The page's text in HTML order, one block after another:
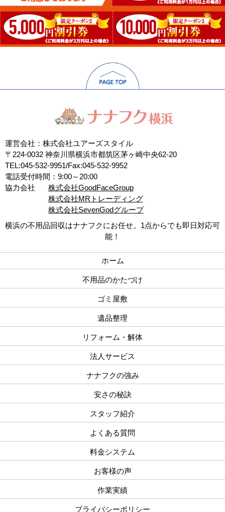
運営会社：株式会社ユアーズスタイル
〒224-0032 神奈川県横浜市都筑区茅ヶ崎中央62-20
TEL:045-532-9951/Fax:045-532-9952
電話受付時間：9:00～20:00
協力会社
株式会社GoodFaceGroup
株式会社MRトレーディング
株式会社SevenGodグループ
横浜の不用品回収はナナフクにお任せ。1点からでも即日対応可
能！
ホーム
不用品のかたづけ
ゴミ屋敷
遺品整理
リフォーム・解体
法人サービス
ナナフクの強み
安さの秘訣
スタッフ紹介
よくある質問
料金システム
お客様の声
作業実績
プライバシーポリシー